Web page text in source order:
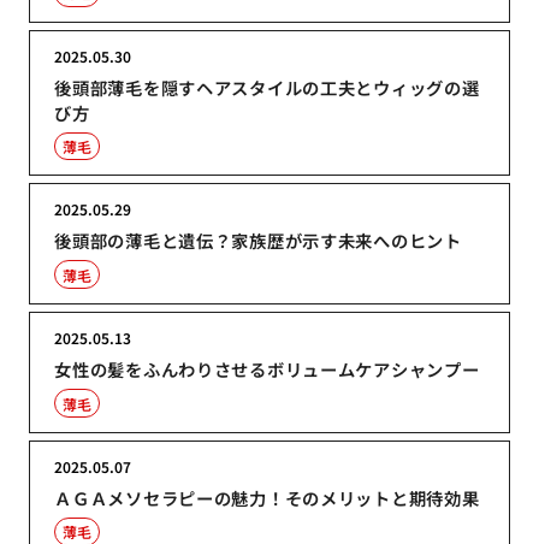
後頭部薄毛を隠すヘアスタイルの工夫とウィッグの選
び方
2025.05.30
薄毛
後頭部の薄毛と遺伝？家族歴が示す未来へのヒント
2025.05.29
薄毛
女性の髪をふんわりさせるボリュームケアシャンプー
2025.05.13
薄毛
ＡＧＡメソセラピーの魅力！そのメリットと期待効果
2025.05.07
薄毛